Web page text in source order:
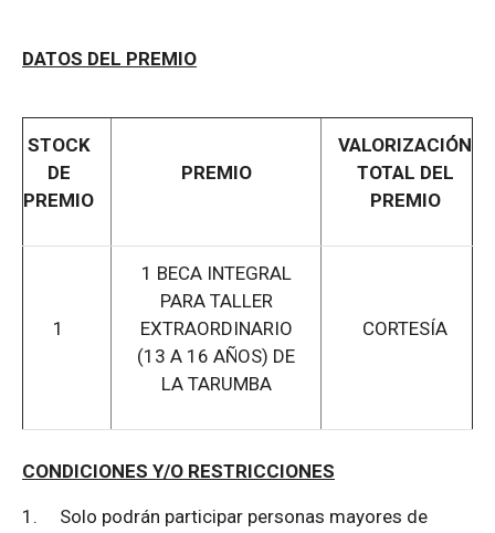
DATOS DEL PREMIO
STOCK
DE
PREMIO
PREMIO
VALORIZACIÓN
TOTAL DEL
PREMIO
1
1 BECA INTEGRAL
PARA TALLER
EXTRAORDINARIO
(13 A 16 AÑOS) DE
LA TARUMBA
CORTESÍA
CONDICIONES Y/O RESTRICCIONES
1. Solo podrán participar personas mayores de